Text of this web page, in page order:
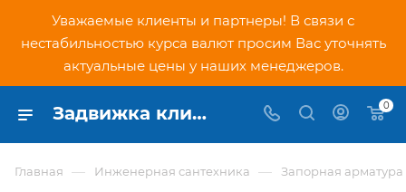
Уважаемые клиенты и партнеры! В связи с
нестабильностью курса валют просим Вас уточнять
актуальные цены у наших менеджеров.
Задвижка клиновая чугунная с обрезиненным клином ДУ 80 Ру10/16 Kell - купить по низкой цене в Москве, интернет-магазин PNDtech.ru 0
Главная — Инженерная сантехника — Запорная арматура